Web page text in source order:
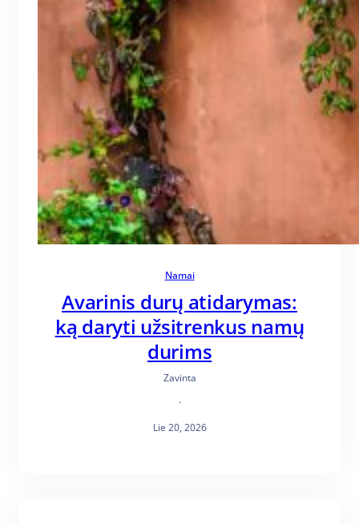
Namai
Avarinis durų atidarymas:
ką daryti užsitrenkus namų
durims
Zavinta
·
Lie 20, 2026